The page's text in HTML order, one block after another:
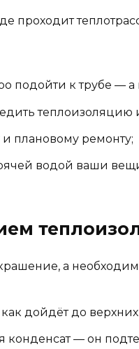
проходит
подойти к трубе —
теплоизоляцию
плановому ремонту;
водой ваши
а
как дойдёт до
конденсат — он